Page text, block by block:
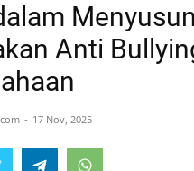
Menyusun
Anti
17 Nov, 2025